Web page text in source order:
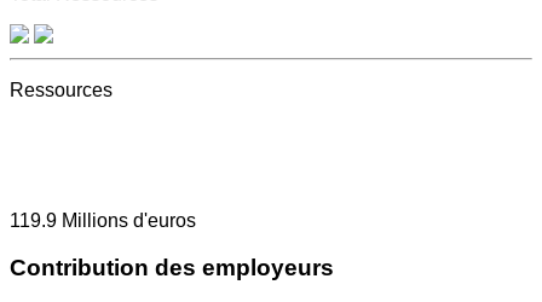
Ressources
119.9 Millions d'euros
Contribution des employeurs